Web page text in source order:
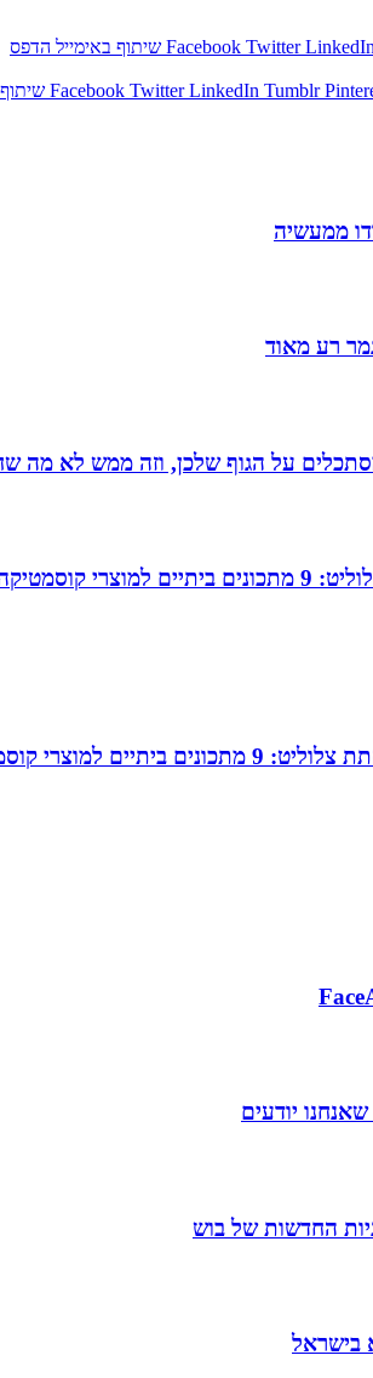
Facebook Twitter LinkedIn שיתוף באימייל הדפס
Facebook Twitter LinkedIn Tumblr
ממעשיה
על הגוף שלכן, וזה ממש לא מה
ובמהירות!
שתוכלו בזול ובמהירות!